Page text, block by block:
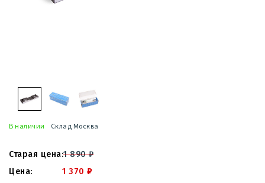
1 890₽
1 370 ₽
Склад Москва
В наличии